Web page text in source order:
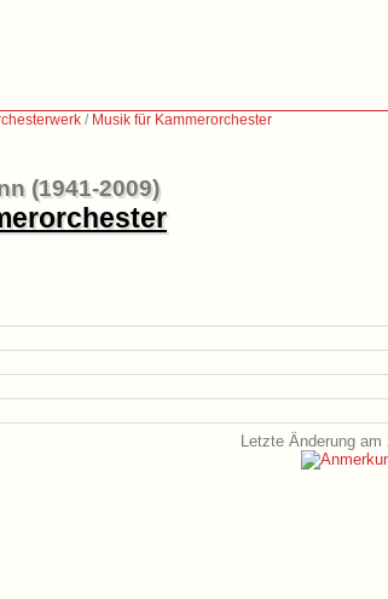
/ Musik für Kammerorchester
(1941-2009)
Letzte Änderung am